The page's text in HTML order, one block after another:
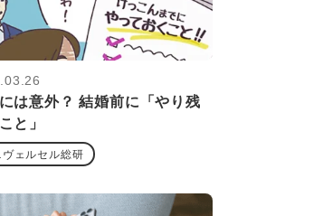
は意外？ 結婚前に「やり残
と」
ヴェルセル総研